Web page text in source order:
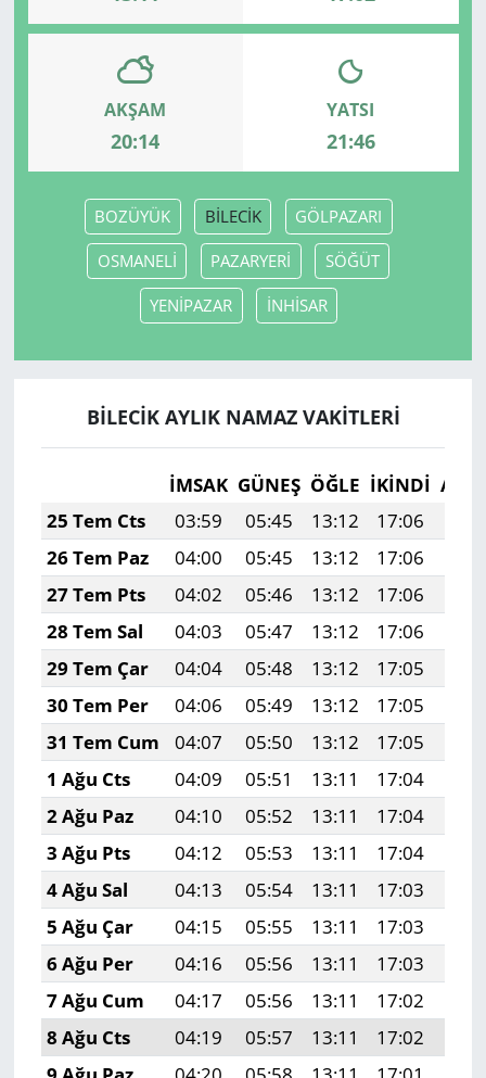
AKŞAM
20:14
YATSI
21:46
BOZÜYÜK BİLECİK GÖLPAZARI
OSMANELİ PAZARYERİ SÖĞÜT
YENİPAZAR İNHİSAR
BİLECİK AYLIK NAMAZ VAKITLERI
İMSAK GÜNEŞ ÖĞLE İKINDI
25 Tem Cts
03:59 05:45 13:12 17:06
26 Tem Paz
04:00 05:45 13:12 17:06
27 Tem Pts
04:02 05:46 13:12 17:06
28 Tem Sal
04:03 05:47 13:12 17:06
29 Tem Çar
04:04 05:48 13:12 17:05
30 Tem Per
04:06 05:49 13:12 17:05
31 Tem Cum
04:07 05:50 13:12 17:05
1 Ağu Cts
04:09 05:51 13:11 17:04
2 Ağu Paz
04:10 05:52 13:11 17:04
3 Ağu Pts
04:12 05:53 13:11 17:04
4 Ağu Sal
04:13 05:54 13:11 17:03
5 Ağu Çar
04:15 05:55 13:11 17:03
6 Ağu Per
04:16 05:56 13:11 17:03
7 Ağu Cum
04:17 05:56 13:11 17:02
8 Ağu Cts
04:19 05:57 13:11 17:02